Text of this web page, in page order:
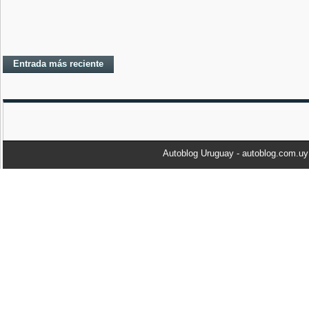
Entrada más reciente
Autoblog Uruguay -